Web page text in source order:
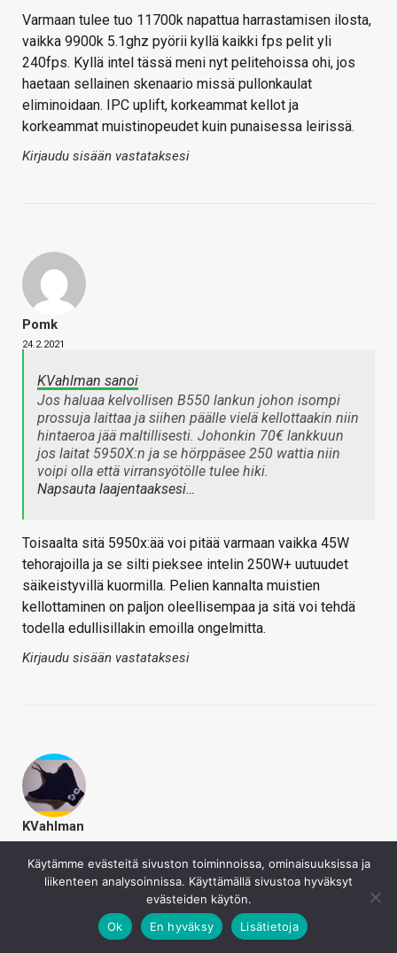
Varmaan tulee tuo 11700k napattua harrastamisen ilosta,
vaikka 9900k 5.1ghz pyörii kyllä kaikki fps pelit yli
240fps. Kyllä intel tässä meni nyt pelitehoissa ohi, jos
haetaan sellainen skenaario missä pullonkaulat
eliminoidaan. IPC uplift, korkeammat kellot ja
korkeammat muistinopeudet kuin punaisessa leirissä.
Kirjaudu sisään vastataksesi
Pomk
24.2.2021
KVahlman sanoi
Jos haluaa kelvollisen B550 lankun johon isompi
prossuja laittaa ja siihen päälle vielä kellottaakin niin
hintaeroa jää maltillisesti. Johonkin 70€ lankkuun
jos laitat 5950X:n ja se hörppäsee 250 wattia niin
voipi olla että virransyötölle tulee hiki.
Napsauta laajentaaksesi…
Toisaalta sitä 5950x:ää voi pitää varmaan vaikka 45W
tehorajoilla ja se silti pieksee intelin 250W+ uutuudet
säikeistyvillä kuormilla. Pelien kannalta muistien
kellottaminen on paljon oleellisempaa ja sitä voi tehdä
todella edullisillakin emoilla ongelmitta.
Kirjaudu sisään vastataksesi
KVahlman
pomk sanoi
Toisaalta sitä 5950x:ää voi pitää varmaan vaikka
45W tehorajoilla ja se silti pieksee intelin 250W+
uutuudet säikeistyvillä kuormilla. Pelien kannalta
Käytämme evästeitä sivuston toiminnoissa, ominaisuuksissa ja
liikenteen analysoinnissa. Käyttämällä sivustoa hyväksyt
evästeiden käytön.
Ok
En hyväksy Lisätietoja